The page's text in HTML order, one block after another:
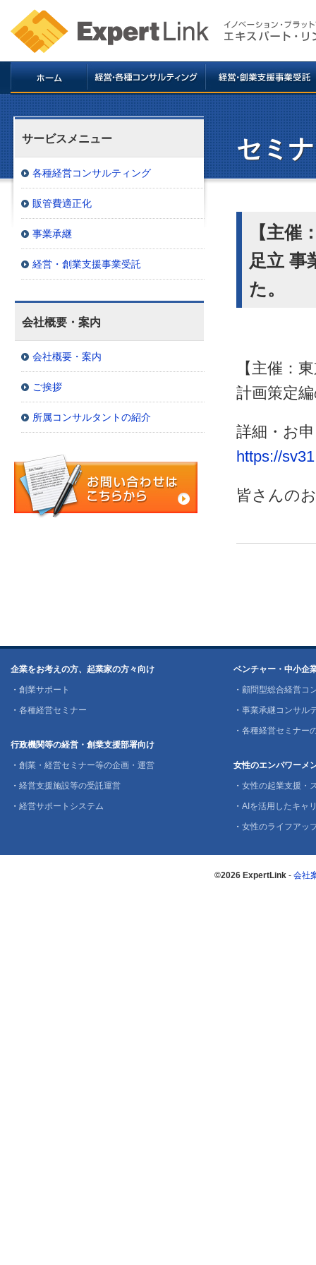
セミ
【主催
足立 事
た。
【主催：
計画策定
詳細・お
https://
皆さんの
サービスメニュー
各種経営コンサルティング
販管費適正化
事業承継
経営・創業支援事業受託
会社概要・案内
会社概要・案内
ご挨拶
所属コンサルタントの紹介
企業をお考えの方、起業家の方々向け
・ 創業サポート
・ 各種経営セミナー
行政機関等の経営・創業支援部署向け
・ 創業・経営セミナー等の企画・運営
・ 経営支援施設等の受託運営
・ 経営サポートシステム
ベンチャー・中小企
・ 顧問型総合経営コ
・ 事業承継コンサル
・ 各種経営セミナー
女性のエンパワーメ
・ 女性の起業支援・
・ AIを活用したキャ
・ 女性のライフアッ
©2026 ExpertLink - 会社